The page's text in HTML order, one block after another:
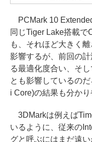
PCMark 10
同じTiger Lake搭載で
も、それほど大きく
影響するが、前回の
る最適化度合い、そ
とも影響しているの
i Core)の結果も分かり
3DMarkは例えば
いるように、従来の
グと呼ぶにはまだ遠